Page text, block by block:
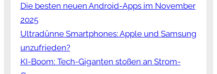
Die besten neuen Android-Apps im November
2025
Ultradünne Smartphones: Apple und Samsung
unzufrieden?
KI-Boom: Tech-Giganten stoßen an Strom-